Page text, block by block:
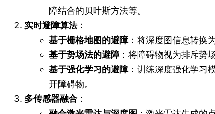
障结合的贝叶斯方法等。
实时避障算法：
基于栅格地图的避障：将深度图信息转换
基于势场法的避障：将障碍物视为排斥势
基于强化学习的避障：训练深度强化学习
开障碍物。
多传感器融合 ：